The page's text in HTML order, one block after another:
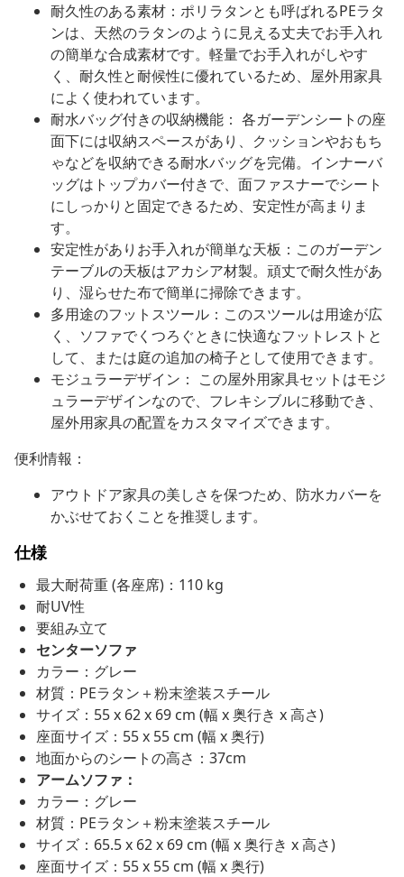
耐久性のある素材：ポリラタンとも呼ばれるPEラタ
ンは、天然のラタンのように見える丈夫でお手入れ
の簡単な合成素材です。軽量でお手入れがしやす
く、耐久性と耐候性に優れているため、屋外用家具
によく使われています。
耐水バッグ付きの収納機能： 各ガーデンシートの座
面下には収納スペースがあり、クッションやおもち
ゃなどを収納できる耐水バッグを完備。インナーバ
ッグはトップカバー付きで、面ファスナーでシート
にしっかりと固定できるため、安定性が高まりま
す。
安定性がありお手入れが簡単な天板：このガーデン
テーブルの天板はアカシア材製。頑丈で耐久性があ
り、湿らせた布で簡単に掃除できます。
多用途のフットスツール：このスツールは用途が広
く、ソファでくつろぐときに快適なフットレストと
して、または庭の追加の椅子として使用できます。
モジュラーデザイン： この屋外用家具セットはモジ
ュラーデザインなので、フレキシブルに移動でき、
屋外用家具の配置をカスタマイズできます。
便利情報：
アウトドア家具の美しさを保つため、防水カバーを
かぶせておくことを推奨します。
仕様
最大耐荷重 (各座席)：110 kg
耐UV性
要組み立て
センターソファ
カラー：グレー
材質：PEラタン＋粉末塗装スチール
サイズ：55 x 62 x 69 cm (幅 x 奥行き x 高さ)
座面サイズ：55 x 55 cm (幅 x 奥行)
地面からのシートの高さ：37cm
アームソファ：
カラー：グレー
材質：PEラタン＋粉末塗装スチール
サイズ：65.5 x 62 x 69 cm (幅 x 奥行き x 高さ)
座面サイズ：55 x 55 cm (幅 x 奥行)